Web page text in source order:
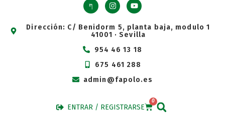
Dirección: C/ Benidorm 5, planta baja, modulo 1
41001 · Sevilla
954 46 13 18
675 461 288
admin@fapolo.es
ENTRAR / REGISTRARSE
0